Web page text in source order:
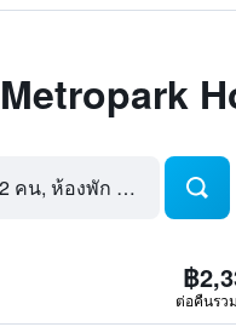
คน, ห้องพัก 1 ห้อง
฿
ต่อคืนรว